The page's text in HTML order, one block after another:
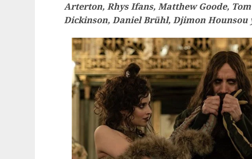
Arterton, Rhys Ifans, Matthew Goode,
Dickinson, Daniel Brühl, Djimon Hounsou